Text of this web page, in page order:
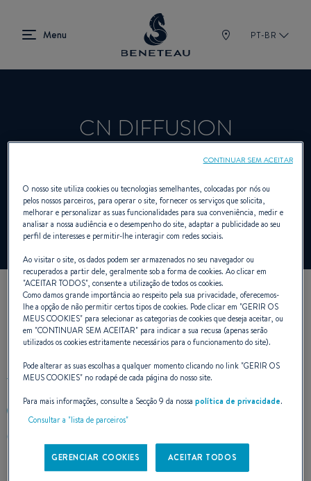
PT-BR
CN DIFFUSION
Revendedor Veleiros, A bordo, Fora de
bordo, Primeiro para BENETEAU
NOSSOS DADOS DE
CONTATO
+33298569995
29940 LA FORET FOUESNANT
O nosso site utiliza cookies ou tecnologias semelhantes, colocadas por nós ou
pelos nossos parceiros, para operar o site, fornecer os serviços que solicita,
melhorar e personalizar as suas funcionalidades para sua conveniência, medir e
analisar a nossa audiência e o desempenho do site, adaptar a publicidade ao seu
perfil de interesses e permitir-lhe interagir com redes sociais.
Ao visitar o site, os dados podem ser armazenados no seu navegador ou
recuperados a partir dele, geralmente sob a forma de cookies. Ao clicar em
"ACEITAR TODOS", consente a utilização de todos os cookies.
Como damos grande importância ao respeito pela sua privacidade, oferecemos-
lhe a opção de não permitir certos tipos de cookies. Pode clicar em "GERIR OS
MEUS COOKIES" para selecionar as categorias de cookies que deseja aceitar, ou
em "CONTINUAR SEM ACEITAR" para indicar a sua recusa (apenas serão
utilizados os cookies estritamente necessários para o funcionamento do site).
Pode alterar as suas escolhas a qualquer momento clicando no link "GERIR OS
MEUS COOKIES" no rodapé de cada página do nosso site.
Para mais informações, consulte a Secção 9 da nossapolítica de privacidade.
Consultar a "lista de parceiros"
GERENCIAR COOKIES ACEITAR TODOS
CONTINUAR SEM ACEITAR